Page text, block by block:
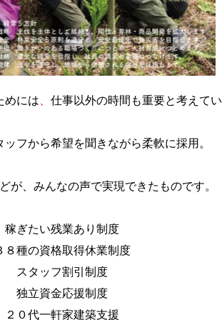
めには 仕事以外の時間も重要と考えて
ッフから希望を聞きながら柔軟に採用。
が、みんなの声で実現できたものです。
稼ぎたい残業あり制度
８種の資格取得休業制度
スタッフ割引制度
独立資金応援制度
２０代一軒家建築支援